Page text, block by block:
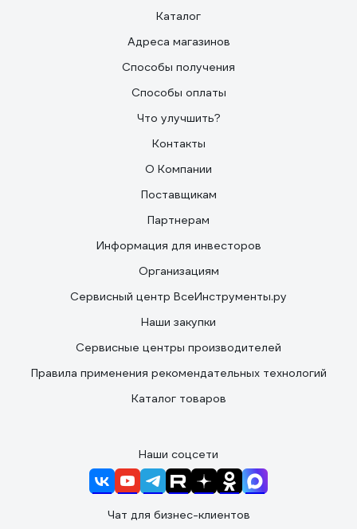
Каталог
Адреса магазинов
Способы получения
Способы оплаты
Что улучшить?
Контакты
О Компании
Поставщикам
Партнерам
Информация для инвесторов
Организациям
Сервисный центр ВсеИнструменты.ру
Наши закупки
Сервисные центры производителей
Правила применения рекомендательных технологий
Каталог товаров
Наши соцсети
Чат для бизнес-клиентов